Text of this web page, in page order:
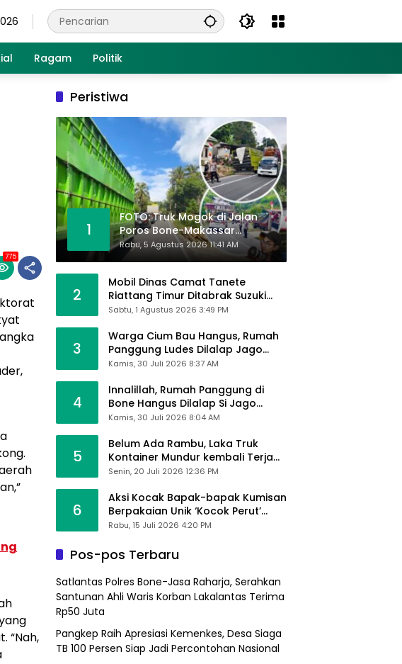
Ragam Politik
775
“Nah,
Peristiwa
1
FOTO: Truk Mogok di Jalan
Poros Bone-Makassar
Sebabkan Macet, Polisi Turun
Tangan
Rabu, 5 Agustus 2026 11:41 AM
2
Mobil Dinas Camat Tanete
Riattang Timur Ditabrak Suzuki
Ertiga, Camat Andi Habibie:
Sabtu, 1 Agustus 2026 3:49 PM
3
Warga Cium Bau Hangus, Rumah
Panggung Ludes Dilalap Jago
Merah
Kamis, 30 Juli 2026 8:37 AM
4
Innalillah, Rumah Panggung di
Bone Hangus Dilalap Si Jago
Merah
Kamis, 30 Juli 2026 8:04 AM
5
Belum Ada Rambu, Laka Truk
Kontainer Mundur kembali Terjadi
di Bypass Sumpallabbu
Senin, 20 Juli 2026 12:36 PM
6
Aksi Kocak Bapak-bapak Kumisan
Berpakaian Unik ‘Kocok Perut’
Pengunjung dan Pegawai
Sentuh Atm
Rabu, 15 Juli 2026 4:20 PM
Pos-pos Terbaru
Satlantas Polres Bone-Jasa Raharja, Serahkan
Santunan Ahli Waris Korban Lakalantas Terima
Rp50 Juta
Pangkep Raih Apresiasi Kemenkes, Desa Siaga
TB 100 Persen Siap Jadi Percontohan Nasional